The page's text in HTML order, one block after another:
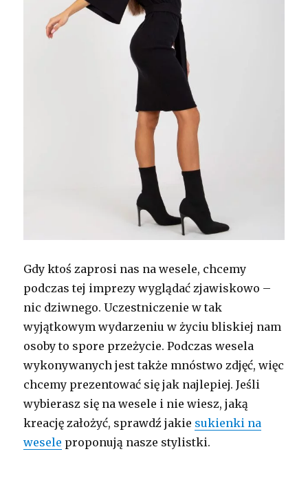
Gdy ktoś zaprosi nas na wesele, chcemy
podczas tej imprezy wyglądać zjawiskowo –
nic dziwnego. Uczestniczenie w tak
wyjątkowym wydarzeniu w życiu bliskiej nam
osoby to spore przeżycie. Podczas wesela
wykonywanych jest także mnóstwo zdjęć, więc
chcemy prezentować się jak najlepiej. Jeśli
wybierasz się na wesele i nie wiesz, jaką
kreację założyć, sprawdź jakie sukienki na
wesele proponują nasze stylistki.